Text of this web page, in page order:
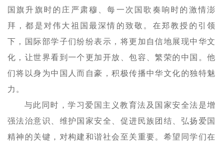
国旗升旗时的庄严肃穆、每一次国歌奏响时的激情澎
拜，都是对伟大祖国最深情的致敬。在郑教授的引领
下，国际部学子们纷纷表示，将更加自信地展现中华文
化，让世界看到一个更加开放、包容、繁荣的中国。他
们将以身为中国人而自豪，积极传播中华文化的独特魅
力。
与此同时，学习爱国主义教育法及国家安全法是增
强法治意识、维护国家安全、促进民族团结、弘扬爱国
精神的关键，对构建和谐社会至关重要。希望同学们在